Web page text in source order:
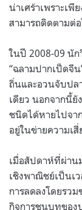
น่าเศร้าเพราะเ
สามารถติดตามต่
ในปี 2008-09 นั
“ฉลามปากเป็ดจี
ถิ่นและอวนจับปล
เดียว นอกจากนี้
ชนิดได้หายไปจา
อยู่ในข่ายความเ
เมื่อสัปดาห์ที่ผ่าน
เชิงพาณิชย์เป็นเ
การลดลงโดยรว
กิจการชนบทของ